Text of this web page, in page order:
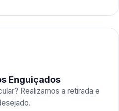
Enguiçados
Realizamos a retirada e